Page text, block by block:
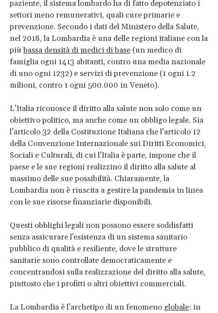
paziente, il sistema lombardo ha di fatto depotenziato i
settori meno remunerativi, quali cure primarie e
prevenzione. Secondo i dati del Ministero della Salute,
nel 2018, la Lombardia è una delle regioni italiane con la
piùbassa densità di medici di base (un medico di
famiglia ogni 1413 abitanti, contro una media nazionale
di uno ogni 1232) e servizi di prevenzione (1 ogni 1.2
milioni, contro 1 ogni 500.000 in Veneto).
L’Italia riconosce il diritto alla salute non solo come un
obiettivo politico, ma anche come un obbligo legale. Sia
l’articolo 32 della Costituzione Italiana che l’articolo 12
della Convenzione Internazionale sui Diritti Economici,
Sociali e Culturali, di cui l’Italia è parte, impone che il
paese e le sue regioni realizzino il diritto alla salute al
massimo delle sue possibilità. Chiaramente, la
Lombardia non è riuscita a gestire la pandemia in linea
con le sue risorse finanziarie disponibili.
Questi obblighi legali non possono essere soddisfatti
senza assicurare l'esistenza di un sistema sanitario
pubblico di qualità e resiliente, dove le strutture
sanitarie sono controllate democraticamente e
concentrandosi sulla realizzazione del diritto alla salute,
piuttosto che i profitti o altri obiettivi commerciali.
La Lombardia è l’archetipo di un fenomeno globale: in